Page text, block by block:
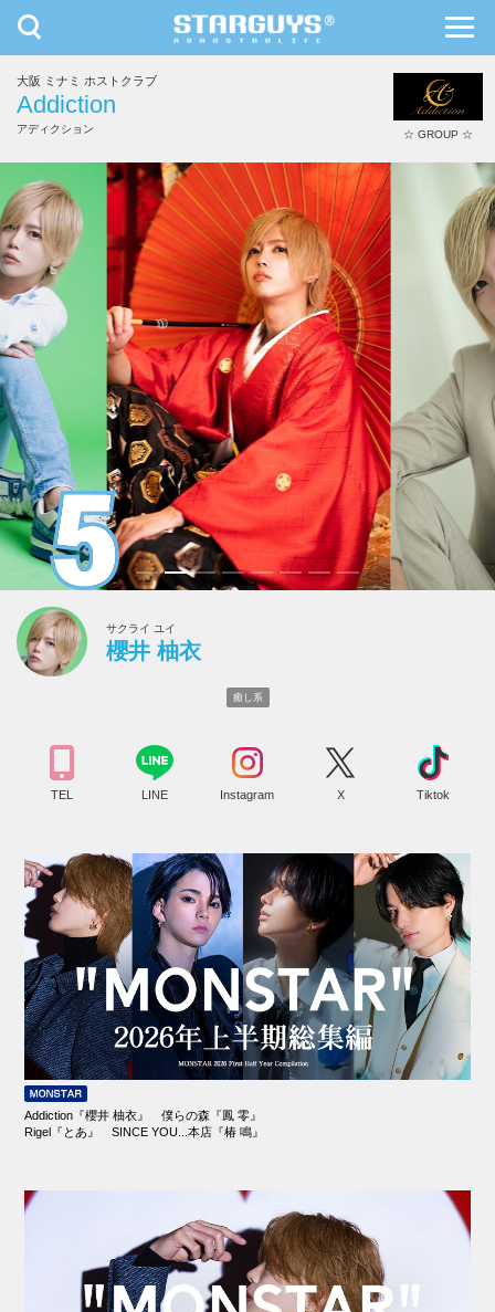
九州・沖縄 北海道・東北
toggle
navigation
大阪 ミナミ ホストクラブ
Addiction
アディクション ☆ GROUP ☆
櫻井 柚衣
サクライ ユイ
櫻井 柚衣
癒し系
TEL LINE Instagram X Tiktok
Addiction『櫻井 柚衣』 僕らの森『鳳 零』
Rigel『とあ』 SINCE YOU...本店『椿 鳴』